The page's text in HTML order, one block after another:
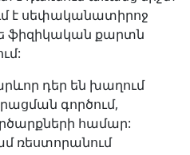
է սեփականատիրոջ
ֆիզիկական քարտն
դեր են խաղում
գործում,
համար:
ռեստորանում